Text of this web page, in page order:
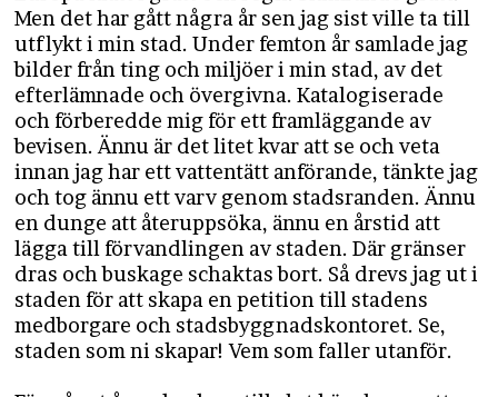
Men det har gått några år sen jag sist ville ta till
utflykt i min stad. Under femton år samlade jag
bilder från ting och miljöer i min stad, av det
efterlämnade och övergivna. Katalogiserade
och förberedde mig för ett framläggande av
bevisen. Ännu är det litet kvar att se och veta
innan jag har ett vattentätt anförande, tänkte jag
och tog ännu ett varv genom stadsranden. Ännu
en dunge att återuppsöka, ännu en årstid att
lägga till förvandlingen av staden. Där gränser
dras och buskage schaktas bort. Så drevs jag ut i
staden för att skapa en petition till stadens
medborgare och stadsbyggnadskontoret. Se,
staden som ni skapar! Vem som faller utanför.